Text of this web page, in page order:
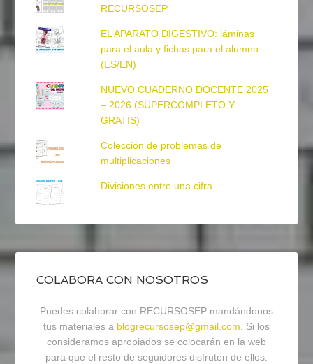
RECURSOSEP
EL APARATO DIGESTIVO: láminas
para el aula y fichas para el alumno
(ES/EN)
NUEVO CUADERNO DOCENTE 2025
– 2026 (SUPERCOMPLETO Y
GRATIS)
Colección de problemas de
multiplicaciones
Divisiones entre una cifra
COLABORA CON NOSOTROS
Puedes colaborar con RECURSOSEP mandándonos
tus materiales a blogrecursosep@gmail.com. Si los
consideramos apropiados se colocarán en la web
para que el resto de seguidores disfruten de ellos.